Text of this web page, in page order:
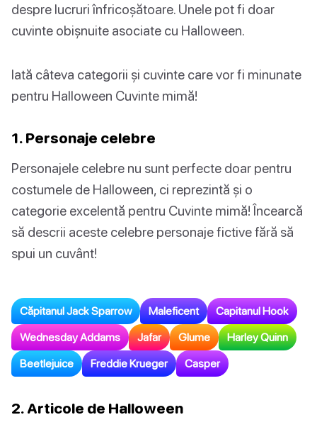
despre lucruri înfricoșătoare. Unele pot fi doar
cuvinte obișnuite asociate cu Halloween.
Iată câteva categorii și cuvinte care vor fi minunate
pentru Halloween Cuvinte mimă!
1. Personaje celebre
Personajele celebre nu sunt perfecte doar pentru
costumele de Halloween, ci reprezintă și o
categorie excelentă pentru Cuvinte mimă! Încearcă
să descrii aceste celebre personaje fictive fără să
spui un cuvânt!
Căpitanul Jack Sparrow Maleficent Capitanul Hook
Wednesday Addams Jafar Glume Harley Quinn
Beetlejuice Freddie Krueger Casper
2. Articole de Halloween